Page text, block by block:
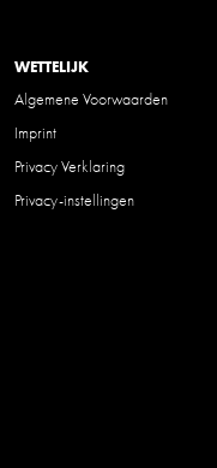
WETTELIJK
Algemene Voorwaarden
Imprint
Privacy Verklaring
Privacy-instellingen